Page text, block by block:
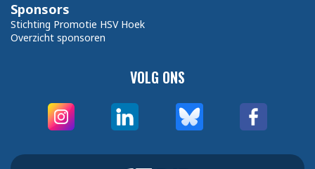
VOLG ONS
Sponsors
Stichting Promotie HSV Hoek
Overzicht sponsoren